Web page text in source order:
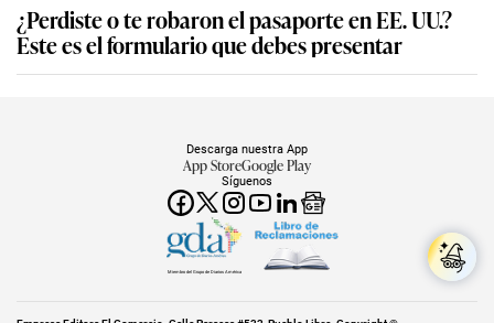
¿Perdiste o te robaron el pasaporte en EE. UU.?
Este es el formulario que debes presentar
Síguenos
Descarga nuestra App
App StoreGoogle Play
Miembro del Grupo de Diarios América